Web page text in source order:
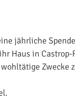
jährliche
Haus in
Zwecke